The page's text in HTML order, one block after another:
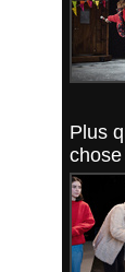
Plus